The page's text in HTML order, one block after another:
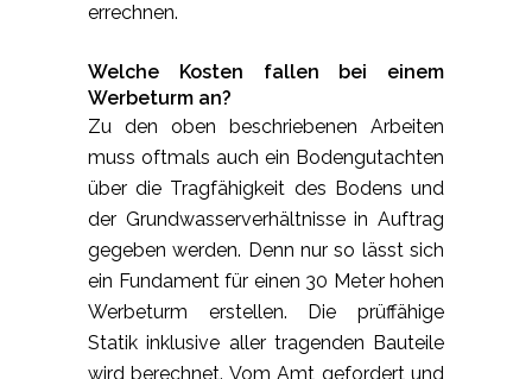
errechnen.
Welche Kosten fallen bei einem
Werbeturm an?
Zu den oben beschriebenen Arbeiten
muss oftmals auch ein Bodengutachten
über die Tragfähigkeit des Bodens und
der Grundwasserverhältnisse in Auftrag
gegeben werden. Denn nur so lässt sich
ein Fundament für einen 30 Meter hohen
Werbeturm erstellen. Die prüffähige
Statik inklusive aller tragenden Bauteile
wird berechnet. Vom Amt gefordert und